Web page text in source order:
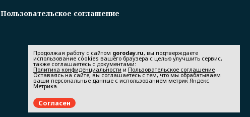
Пользовательское соглашение
Продолжая работу с сайтом goroday.ru, вы подтверждаете
использование cookies вашего браузера с целью улучшить сервис,
также соглашаетесь с документами:
Политика конфиденциальности и Пользовательское соглашение
Оставаясь на сайте, вы соглашаетесь с тем, что мы обрабатываем
ваши персональные данные с использованием метрик Яндекс
Метрика.
Согласен